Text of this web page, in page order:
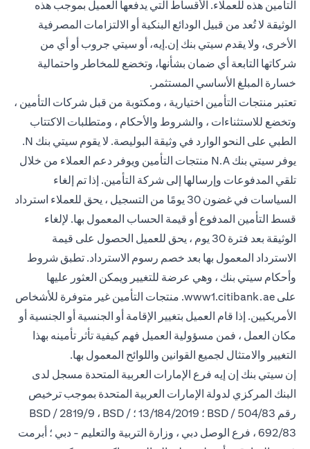
التأمين هذه للعملاء. الأقساط التي يدفعها العميل بموجب هذه
الوثيقة لا تُعد من قبيل الودائع البنكية أو الالتزامات المصرفية
الأخرى، ولا يقدم سيتي بنك إن.إيه، أو سيتي جروب أو أي من
شركاتها التابعة أي ضمان بشأنها، وتخضع للمخاطر واحتمالية
خسارة المبلغ الأساسي المستثمر.
تعتبر منتجات التأمين اختيارية ، ومكتوبة من قبل شركات التأمين ،
وتخضع للاستثناءات ، والشروط والأحكام ، ومتطلبات الاكتتاب
الطبي على النحو الوارد في وثيقة البوليصة. لا يقوم سيتي بنك N.
يوفر سيتي بنك N.A منتجات التأمين ويوفر دعم العملاء من خلال
تلقي المدفوعات وإرسالها إلى شركة التأمين. إذا تم إلغاء
السياسات في غضون 30 يومًا من التسجيل ، يحق للعملاء استرداد
قسط التأمين المدفوع أو قيمة الحساب المعمول بها. لإلغاء
الوثيقة بعد فترة 30 يوم ، يحق للعميل الحصول على قيمة
الاسترداد المعمول بها بعد خصم رسوم الاسترداد. تطبق شروط
وأحكام سيتي بنك ، وهي عرضة للتغيير ويمكن العثور عليها
على www1.citibank.ae
(opens in a new tab). منتجات التأمين غير متوفرة للأشخاص
الأمريكيين. إذا قام العميل بتغيير الإقامة أو الجنسية أو الجنسية أو
مكان العمل ، فمن مسؤولية العميل فهم كيفية تأثر تأمينه بهذا
التغيير والامتثال لجميع القوانين واللوائح المعمول بها.
إن سيتي بنك إن إيه فرع الإمارات العربية المتحدة مسجل لدى
البنك المركزي لدولة الإمارات العربية المتحدة بموجب ترخيص
رقم BSD / 504/83 ؛ 13/184/2019 ؛ BSD / 2819/9 ، BSD /
692/83 ، فرع الوصل دبي ، وزارة التربية والتعليم - دبي ؛ أبرمت